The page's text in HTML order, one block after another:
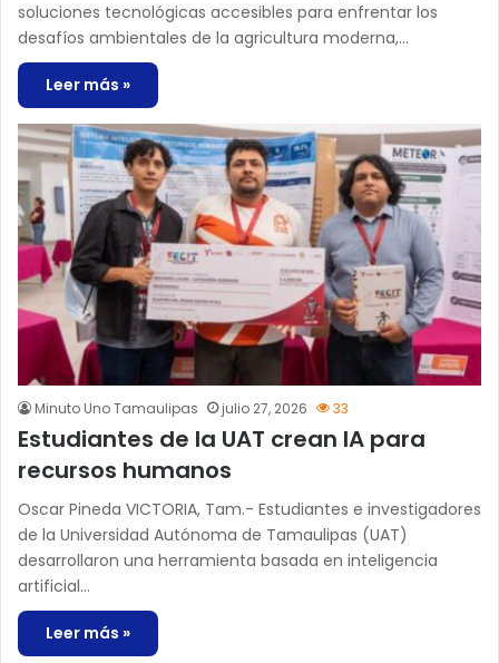
soluciones tecnológicas accesibles para enfrentar los
desafíos ambientales de la agricultura moderna,…
Leer más »
Minuto Uno Tamaulipas julio 27, 2026 33
Estudiantes de la UAT crean IA para
recursos humanos
Oscar Pineda VICTORIA, Tam.- Estudiantes e investigadores
de la Universidad Autónoma de Tamaulipas (UAT)
desarrollaron una herramienta basada en inteligencia
artificial…
Leer más »